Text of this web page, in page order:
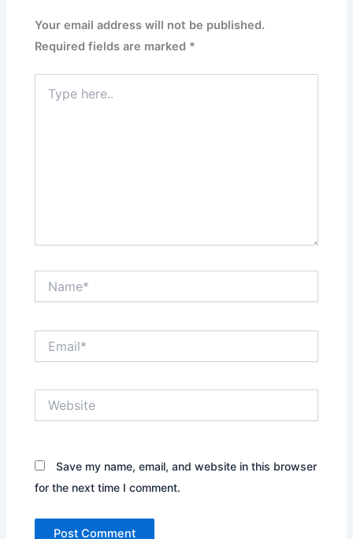
Your email address will not be published.
Required fields are marked *
here..
Save my name, email, and website in this browser
for the next time I comment.